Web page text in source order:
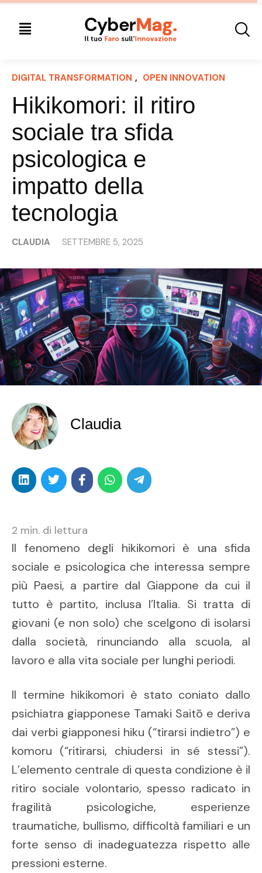
DIGITAL TRANSFORMATION , OPEN INNOVATION
Hikikomori: il ritiro
sociale tra sfida
psicologica e
impatto della
tecnologia
CLAUDIA SETTEMBRE 5, 2025
Claudia
2 min. di lettura
Il fenomeno degli hikikomori è una sfida
sociale e psicologica che interessa sempre
più Paesi, a partire dal Giappone da cui il
tutto è partito, inclusa l’Italia. Si tratta di
giovani (e non solo) che scelgono di isolarsi
dalla società, rinunciando alla scuola, al
lavoro e alla vita sociale per lunghi periodi.
Il termine hikikomori è stato coniato dallo
psichiatra giapponese Tamaki Saitō e deriva
dai verbi giapponesi hiku (“tirarsi indietro”) e
komoru (“ritirarsi, chiudersi in sé stessi”).
L’elemento centrale di questa condizione è il
ritiro sociale volontario, spesso radicato in
fragilità psicologiche, esperienze
traumatiche, bullismo, difficoltà familiari e un
forte senso di inadeguatezza rispetto alle
pressioni esterne.